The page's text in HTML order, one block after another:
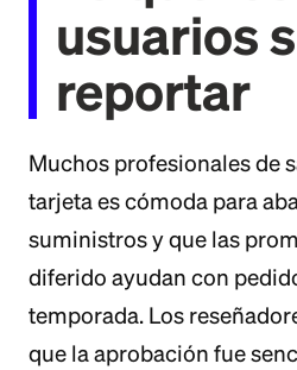
usuarios
reportar
Muchos profesionales de
tarjeta es cómoda para
suministros y que las
diferido ayudan con
temporada. Los
que la aprobación fue